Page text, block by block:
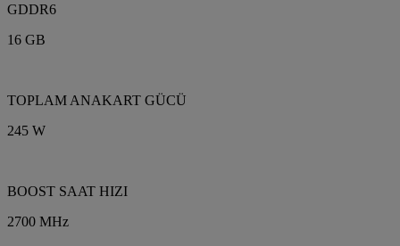
GDDR6
16 GB
TOPLAM ANAKART GÜCÜ
245 W
BOOST SAAT HIZI
2700 MHz